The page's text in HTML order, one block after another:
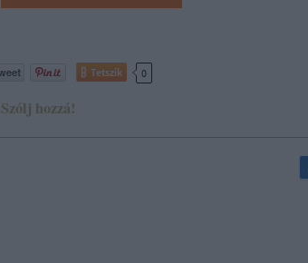
Tetszik 0
Szólj hozzá!